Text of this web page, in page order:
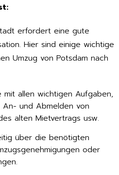
erfordert eine gute
Hier sind einige wichtige
Umzug von Potsdam nach
mit allen wichtigen Aufgaben,
An- und Abmelden von
alten Mietvertrags usw.
über die benötigten
oder